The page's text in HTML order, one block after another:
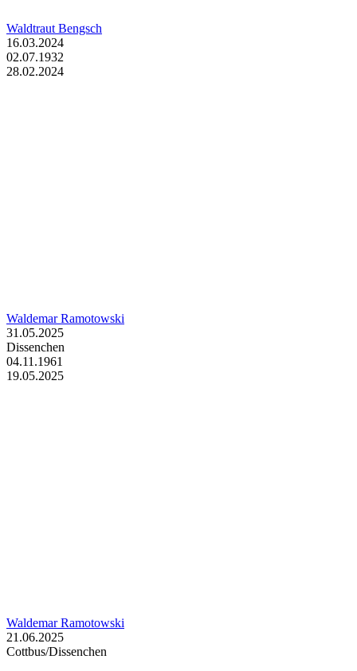
Waldtraut Bengsch
16.03.2024
02.07.1932
28.02.2024
Waldemar Ramotowski
31.05.2025
Dissenchen
04.11.1961
19.05.2025
Waldemar Ramotowski
21.06.2025
Cottbus/Dissenchen